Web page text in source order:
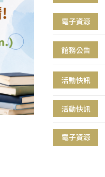
電子資源
館務公告
活動快訊
活動快訊
電子資源